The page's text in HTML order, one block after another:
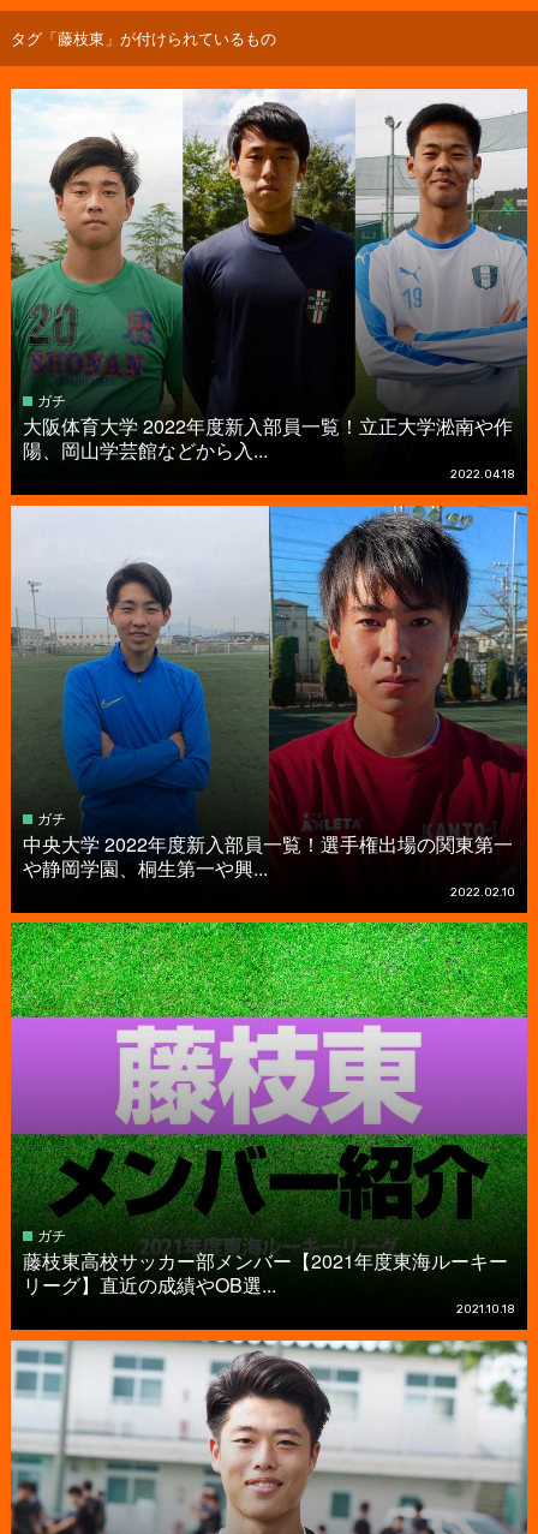
タグ「藤枝東」が付けられているもの
ガチ
大阪体育大学 2022年度新入部員一覧！立正大学淞南や作
陽、岡山学芸館などから入...
2022.04.18
ガチ
中央大学 2022年度新入部員一覧！選手権出場の関東第一
や静岡学園、桐生第一や興...
2022.02.10
ガチ
藤枝東高校サッカー部メンバー【2021年度東海ルーキー
リーグ】直近の成績やOB選...
2021.10.18